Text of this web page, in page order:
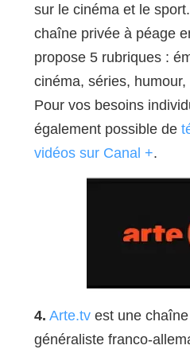
sur le cinéma et le
chaîne privée à péage
propose 5 rubriques :
cinéma, séries,
Pour vos besoins
également possible de
vidéos sur Canal +.
4. Arte.tvest une
généraliste franco-